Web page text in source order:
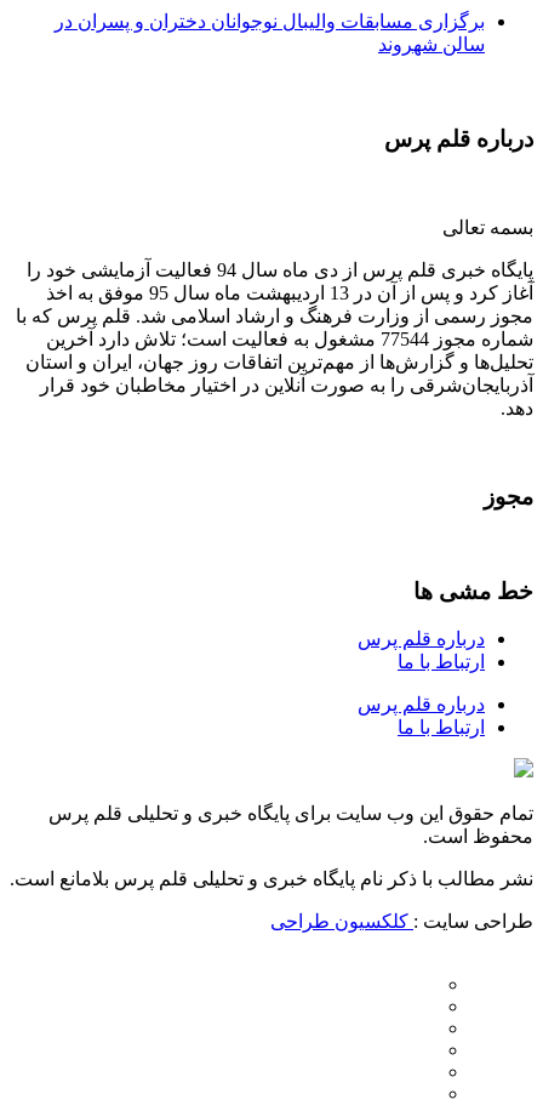
برگزاری مسابقات والیبال نوجوانان دختران و پسران در
سالن شهروند
درباره قلم پرس
بسمه تعالی
پایگاه خبری قلم پرس از دی ماه سال 94 فعالیت آزمایشی خود را
آغاز کرد و پس از آن در 13 اردیبهشت ماه سال 95 موفق به اخذ
مجوز رسمی از وزارت فرهنگ و ارشاد اسلامی شد. قلم پرس که با
شماره مجوز 77544 مشغول به فعالیت است؛ تلاش دارد آخرین
تحلیل‌ها و گزارش‌ها از مهم‌ترین اتفاقات روز جهان، ایران و استان
آذربایجان‌شرقی را به صورت آنلاین در اختیار مخاطبان خود قرار
دهد.
مجوز
خط مشی ها
درباره قلم پرس
ارتباط با ما
درباره قلم پرس
ارتباط با ما
تمام حقوق این وب سایت برای پایگاه خبری و تحلیلی قلم پرس
محفوظ است.
نشر مطالب با ذکر نام پایگاه خبری و تحلیلی قلم پرس بلامانع است.
طراحی سایت : کلکسیون طراحی